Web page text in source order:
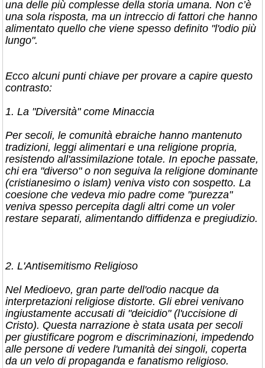
una delle più complesse della storia umana. Non c’è
una sola risposta, ma un intreccio di fattori che hanno
alimentato quello che viene spesso definito "l'odio più
lungo".
​Ecco alcuni punti chiave per provare a capire questo
contrasto:
​1. La "Diversità" come Minaccia
​Per secoli, le comunità ebraiche hanno mantenuto
tradizioni, leggi alimentari e una religione propria,
resistendo all'assimilazione totale. In epoche passate,
chi era "diverso" o non seguiva la religione dominante
(cristianesimo o islam) veniva visto con sospetto. La
coesione che vedeva mio padre come "purezza"
veniva spesso percepita dagli altri come un voler
restare separati, alimentando diffidenza e pregiudizio.
​2. L'Antisemitismo Religioso
​Nel Medioevo, gran parte dell'odio nacque da
interpretazioni religiose distorte. Gli ebrei venivano
ingiustamente accusati di "deicidio" (l'uccisione di
Cristo). Questa narrazione è stata usata per secoli
per giustificare pogrom e discriminazioni, impedendo
alle persone di vedere l'umanità dei singoli, coperta
da un velo di propaganda e fanatismo religioso.